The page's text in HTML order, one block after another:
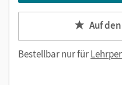
Auf
Bestellbar nur für